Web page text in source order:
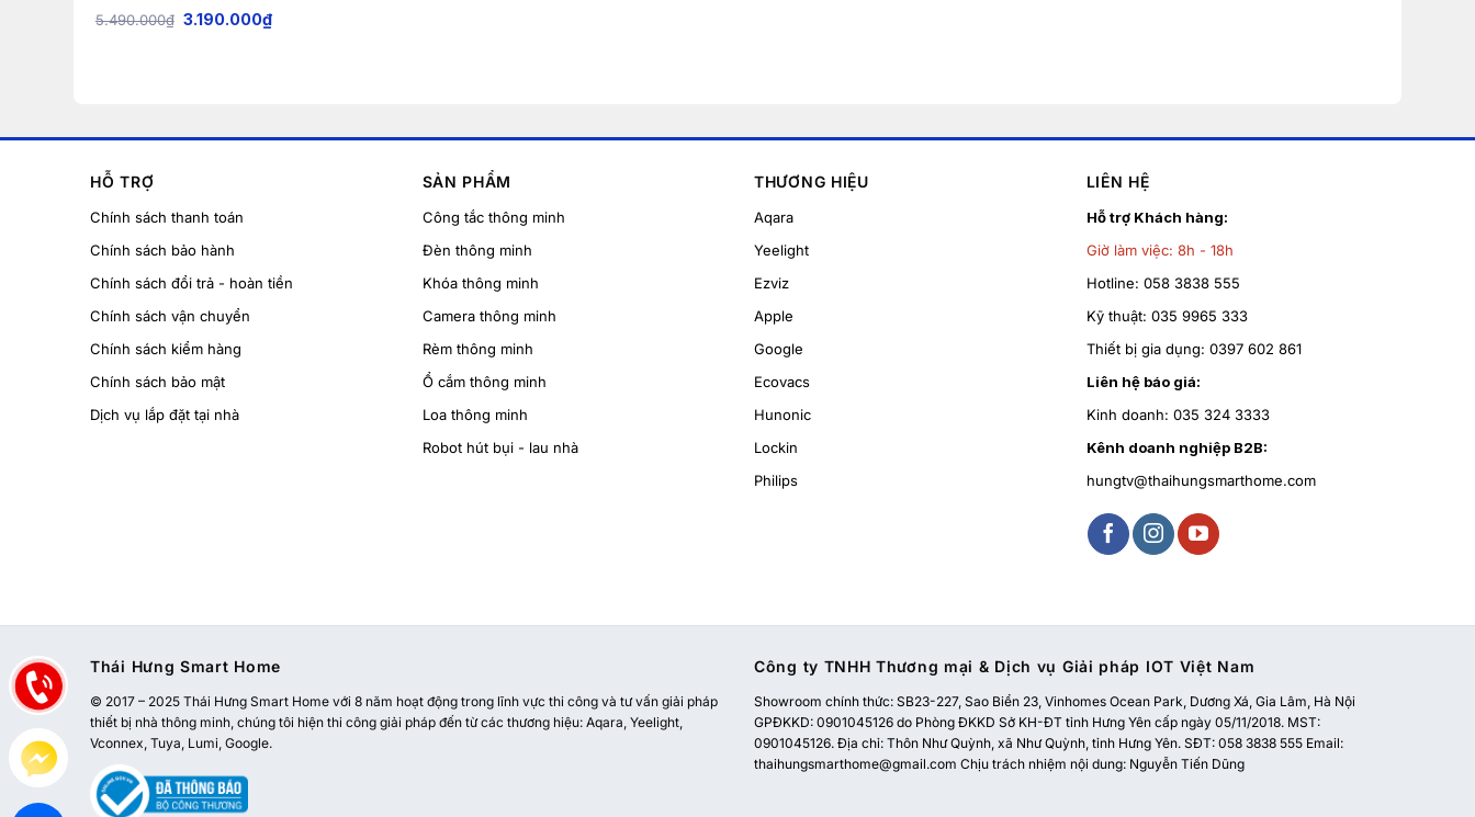
5.490.000₫ 3.190.000₫
HỖ TRỢ
Chính sách thanh toán
Chính sách bảo hành
Chính sách đổi trả - hoàn tiền
Chính sách vận chuyển
Chính sách kiểm hàng
Chính sách bảo mật
Dịch vụ lắp đặt tại nhà
SẢN PHẨM
Công tắc thông minh
Đèn thông minh
Khóa thông minh
Camera thông minh
Rèm thông minh
Ổ cắm thông minh
Loa thông minh
Robot hút bụi - lau nhà
THƯƠNG HIỆU
Aqara
Yeelight
Ezviz
Apple
Google
Ecovacs
Hunonic
Lockin
Philips
LIÊN HỆ
Hỗ trợ Khách hàng:
Giờ làm việc: 8h - 18h
Hotline: 058 3838 555
Kỹ thuật: 035 9965 333
Thiết bị gia dụng: 0397 602 861
Liên hệ báo giá:
Kinh doanh: 035 324 3333
Kênh doanh nghiệp B2B:
hungtv@thaihungsmarthome.com
Thái Hưng Smart Home
© 2017 – 2025 Thái Hưng Smart Home với 8 năm hoạt động trong lĩnh vực thi công và tư vấn giải pháp
thiết bị nhà thông minh, chúng tôi hiện thi công giải pháp đến từ các thương hiệu: Aqara, Yeelight,
Vconnex, Tuya, Lumi, Google.
Công ty TNHH Thương mại & Dịch vụ Giải pháp IOT Việt Nam
Showroom chính thức: SB23-227, Sao Biển 23, Vinhomes Ocean Park, Dương Xá, Gia Lâm, Hà Nội
GPĐKKD: 0901045126 do Phòng ĐKKD Sở KH-ĐT tỉnh Hưng Yên cấp ngày 05/11/2018. MST:
0901045126. Địa chỉ: Thôn Như Quỳnh, xã Như Quỳnh, tỉnh Hưng Yên. SĐT: 058 3838 555 Email:
thaihungsmarthome@gmail.com Chịu trách nhiệm nội dung: Nguyễn Tiến Dũng